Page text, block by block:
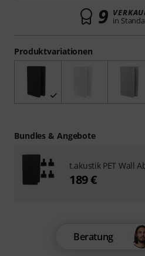
Produktvariationen
9 in
Beratung
Bundles & Angebote
t.akustik PET Wall
189 €